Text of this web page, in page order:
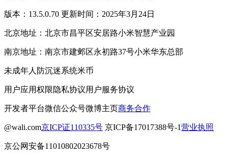
版本：13.5.0.70 更新时间：2025年3月24日
北京地址：北京市昌平区安居路小米智慧产业园
南京地址：南京市建邺区永初路37号小米华东总部
未成年人防沉迷系统米币
用户应用权限隐私协议用户服务协议
开发者平台微信公众号微博主页商务合作
@wali.com京ICP证110335号 京ICP备17017388号-1营业执照
京公网安备11010802023678号